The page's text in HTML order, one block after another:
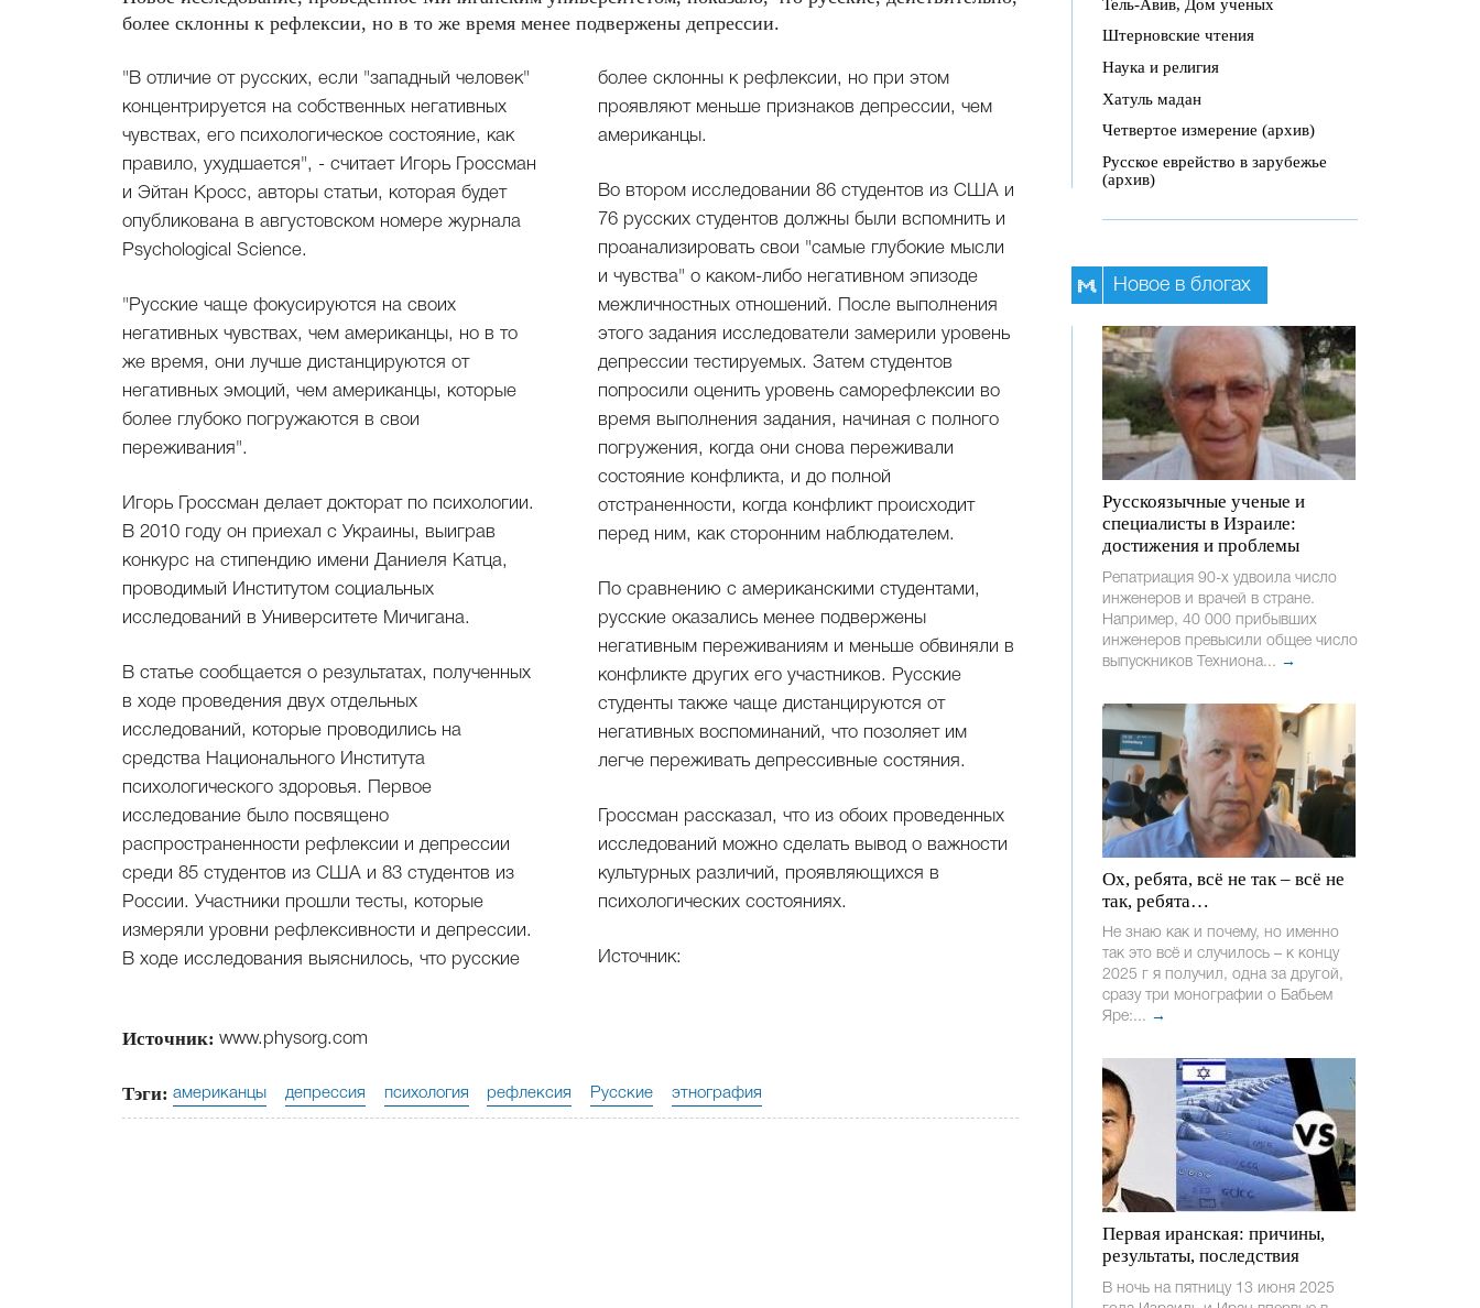
более склонны к рефлексии, но в то же время менее подвержены депрессии.
"В отличие от русских, если "западный человек"
концентрируется на собственных негативных
чувствах, его психологическое состояние, как
правило, ухудшается", - считает Игорь Гроссман
и Эйтан Кросс, авторы статьи, которая будет
опубликована в августовском номере журнала
Psychological Science.
"Русские чаще фокусируются на своих
негативных чувствах, чем американцы, но в то
же время, они лучше дистанцируются от
негативных эмоций, чем американцы, которые
более глубоко погружаются в свои
переживания".
Игорь Гроссман делает докторат по психологии.
В 2010 году он приехал с Украины, выиграв
конкурс на стипендию имени Даниеля Катца,
проводимый Институтом социальных
исследований в Университете Мичигана.
В статье сообщается о результатах, полученных
в ходе проведения двух отдельных
исследований, которые проводились на
средства Национального Института
психологического здоровья. Первое
исследование было посвящено
распространенности рефлексии и депрессии
среди 85 студентов из США и 83 студентов из
России. Участники прошли тесты, которые
измеряли уровни рефлексивности и депрессии.
В ходе исследования выяснилось, что русские
более склонны к рефлексии, но при этом
проявляют меньше признаков депрессии, чем
американцы.
Во втором исследовании 86 студентов из США и
76 русских студентов должны были вспомнить и
проанализировать свои "самые глубокие мысли
и чувства" о каком-либо негативном эпизоде
межличностных отношений. После выполнения
этого задания исследователи замерили уровень
депрессии тестируемых. Затем студентов
попросили оценить уровень саморефлексии во
время выполнения задания, начиная с полного
погружения, когда они снова переживали
состояние конфликта, и до полной
отстраненности, когда конфликт происходит
перед ним, как сторонним наблюдателем.
По сравнению с американскими студентами,
русские оказались менее подвержены
негативным переживаниям и меньше обвиняли в
конфликте других его участников. Русские
студенты также чаще дистанцируются от
негативных воспоминаний, что позоляет им
легче переживать депрессивные состяния.
Гроссман рассказал, что из обоих проведенных
исследований можно сделать вывод о важности
культурных различий, проявляющихся в
психологических состояниях.
Источник:
Источник: www.physorg.com
Тэги: американцы депрессия психология рефлексия Русские этнография
Штерновские чтения
Наука и религия
Хатуль мадан
Четвертое измерение (архив)
Русское еврейство в зарубежье
(архив)
Новое в блогах
Русскоязычные ученые и
специалисты в Израиле:
достижения и проблемы
Репатриация 90-х удвоила число
инженеров и врачей в стране.
Например, 40 000 прибывших
инженеров превысили общее число
выпускников Техниона... →
Ох, ребята, всё не так – всё не
так, ребята…
Не знаю как и почему, но именно
так это всё и случилось – к концу
2025 г я получил, одна за другой,
сразу три монографии о Бабьем
Яре:... →
Первая иранская: причины,
результаты, последствия
В ночь на пятницу 13 июня 2025